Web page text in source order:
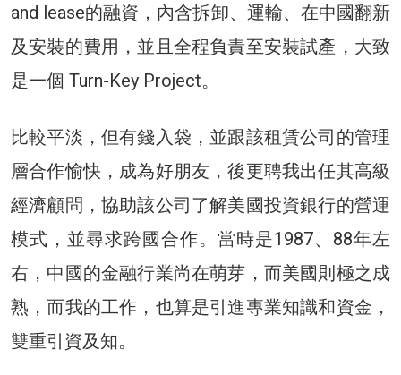
and lease的融資，內含拆卸、運輸、在中國翻新
及安裝的費用，並且全程負責至安裝試產，大致
是一個 Turn-Key Project。
比較平淡，但有錢入袋，並跟該租賃公司的管理
層合作愉快，成為好朋友，後更聘我出任其高級
經濟顧問，協助該公司了解美國投資銀行的營運
模式，並尋求跨國合作。當時是1987、88年左
右，中國的金融行業尚在萌芽，而美國則極之成
熟，而我的工作，也算是引進專業知識和資金，
雙重引資及知。